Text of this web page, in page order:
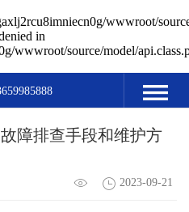
wwwroot/
in
wwwroot/source/model/
障排查手段和维护方
2023-09-21